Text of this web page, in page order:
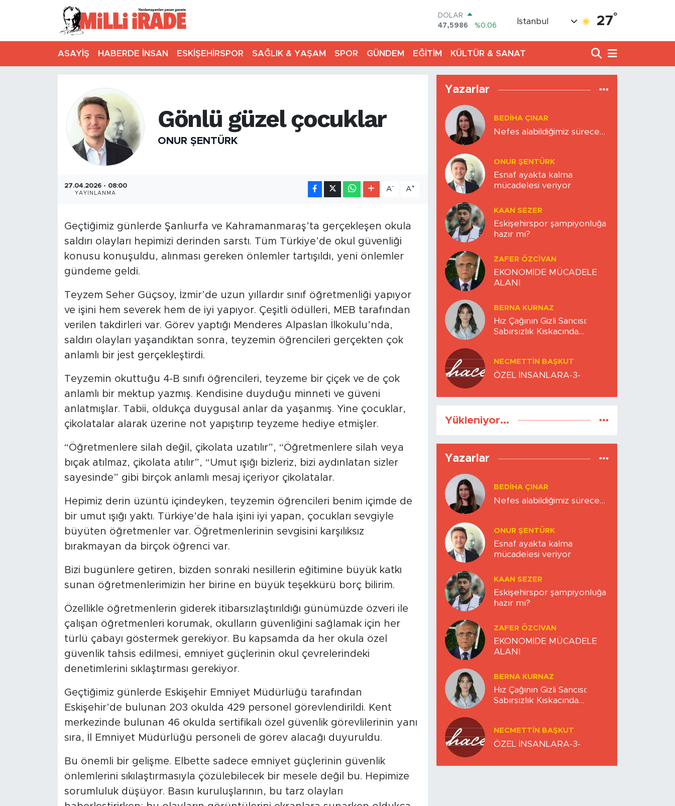
DOLAR
47,5986
%0.06
STERLİN
64,2438
%0.21
GRAM ALTIN
6518.23
%0.39
13.703
%0
BITCOIN
64.475,47
%0.66
İstanbul 27°
ASAYİŞ HABERDE İNSAN ESKİŞEHİRSPOR SAĞLIK & YAŞAM SPOR GÜNDEM EĞİTİM KÜLTÜR & SANAT
Gönlü güzel çocuklar
ONUR ŞENTÜRK
27.04.2026 - 08:00
YAYINLANMA
A- A+
Geçtiğimiz günlerde Şanlıurfa ve Kahramanmaraş’ta gerçekleşen okula
saldırı olayları hepimizi derinden sarstı. Tüm Türkiye’de okul güvenliği
konusu konuşuldu, alınması gereken önlemler tartışıldı, yeni önlemler
gündeme geldi.
Teyzem Seher Güçsoy, İzmir’de uzun yıllardır sınıf öğretmenliği yapıyor
ve işini hem severek hem de iyi yapıyor. Çeşitli ödülleri, MEB tarafından
verilen takdirleri var. Görev yaptığı Menderes Alpaslan İlkokulu’nda,
saldırı olayları yaşandıktan sonra, teyzemin öğrencileri gerçekten çok
anlamlı bir jest gerçekleştirdi.
Teyzemin okuttuğu 4-B sınıfı öğrencileri, teyzeme bir çiçek ve de çok
anlamlı bir mektup yazmış. Kendisine duyduğu minneti ve güveni
anlatmışlar. Tabii, oldukça duygusal anlar da yaşanmış. Yine çocuklar,
çikolatalar alarak üzerine not yapıştırıp teyzeme hediye etmişler.
“Öğretmenlere silah değil, çikolata uzatılır”, “Öğretmenlere silah veya
bıçak atılmaz, çikolata atılır”, “Umut ışığı bizleriz, bizi aydınlatan sizler
sayesinde” gibi birçok anlamlı mesaj içeriyor çikolatalar.
Hepimiz derin üzüntü içindeyken, teyzemin öğrencileri benim içimde de
bir umut ışığı yaktı. Türkiye’de hala işini iyi yapan, çocukları sevgiyle
büyüten öğretmenler var. Öğretmenlerinin sevgisini karşılıksız
bırakmayan da birçok öğrenci var.
Bizi bugünlere getiren, bizden sonraki nesillerin eğitimine büyük katkı
sunan öğretmenlerimizin her birine en büyük teşekkürü borç bilirim.
Özellikle öğretmenlerin giderek itibarsızlaştırıldığı günümüzde özveri ile
çalışan öğretmenleri korumak, okulların güvenliğini sağlamak için her
türlü çabayı göstermek gerekiyor. Bu kapsamda da her okula özel
güvenlik tahsis edilmesi, emniyet güçlerinin okul çevrelerindeki
denetimlerini sıklaştırması gerekiyor.
Geçtiğimiz günlerde Eskişehir Emniyet Müdürlüğü tarafından
Eskişehir’de bulunan 203 okulda 429 personel görevlendirildi. Kent
merkezinde bulunan 46 okulda sertifikalı özel güvenlik görevlilerinin yanı
sıra, İl Emniyet Müdürlüğü personeli de görev alacağı duyuruldu.
Bu önemli bir gelişme. Elbette sadece emniyet güçlerinin güvenlik
önlemlerini sıkılaştırmasıyla çözülebilecek bir mesele değil bu. Hepimize
sorumluluk düşüyor. Basın kuruluşlarının, bu tarz olayları
Yazarlar
BEDIHA ÇINAR
Nefes alabildiğimiz sürece…
ONUR ŞENTÜRK
Esnaf ayakta kalma
mücadelesi veriyor
KAAN SEZER
Eskişehirspor şampiyonluğa
hazır mı?
ZAFER ÖZCIVAN
EKONOMİDE MÜCADELE
ALANI
BERNA KURNAZ
Hız Çağının Gizli Sancısı:
Sabırsızlık Kıskacında
NECMETTIN BAŞKUT
ÖZEL İNSANLARA-3-
Yükleniyor...
Yazarlar
BEDIHA ÇINAR
Nefes alabildiğimiz sürece…
ONUR ŞENTÜRK
Esnaf ayakta kalma
mücadelesi veriyor
KAAN SEZER
Eskişehirspor şampiyonluğa
hazır mı?
ZAFER ÖZCIVAN
EKONOMİDE MÜCADELE
ALANI
BERNA KURNAZ
Hız Çağının Gizli Sancısı:
Sabırsızlık Kıskacında
NECMETTIN BAŞKUT
ÖZEL İNSANLARA-3-